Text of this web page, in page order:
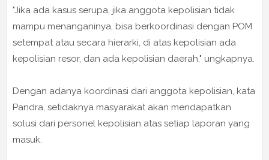
"Jika ada kasus serupa, jika anggota kepolisian tidak
mampu menanganinya, bisa berkoordinasi dengan POM
setempat atau secara hierarki, di atas kepolisian ada
kepolisian resor, dan ada kepolisian daerah," ungkapnya.
Dengan adanya koordinasi dari anggota kepolisian, kata
Pandra, setidaknya masyarakat akan mendapatkan
solusi dari personel kepolisian atas setiap laporan yang
masuk.